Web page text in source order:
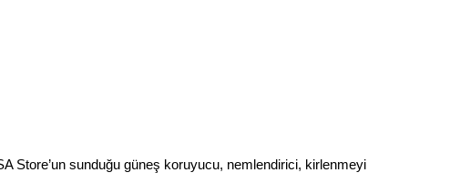
Store’un sunduğu güneş koruyucu, nemlendirici, kirlenmeyi